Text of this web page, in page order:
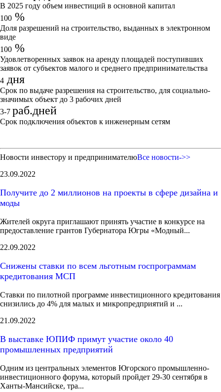
В 2025 году объем инвестиций в основной капитал
100 %
Доля разрешений на строительство, выданных в электронном
виде
100 %
Удовлетворенных заявок на аренду площадей поступивших
заявок от субъектов малого и среднего предпринимательства
4 дня
Срок по выдаче разрешения на строительство, для социально-
значимых объект до 3 рабочих дней
3-7 раб.дней
Срок подключения объектов к инженерным сетям
Новости инвестору и предпринимателюВсе новости->>
23.09.2022
Получите до 2 миллионов на проекты в сфере дизайна и
моды
Жителей округа приглашают принять участие в конкурсе на
предоставление грантов Губернатора Югры «Модный...
22.09.2022
Снижены ставки по всем льготным госпрограммам
кредитования МСП
Ставки по пилотной программе инвестиционного кредитования
снизились до 4% для малых и микропредприятий и ...
21.09.2022
В выставке ЮПИФ примут участие около 40
промышленных предприятий
Одним из центральных элементов Югорского промышленно-
инвестиционного форума, который пройдет 29-30 сентября в
Ханты-Мансийске, тра...